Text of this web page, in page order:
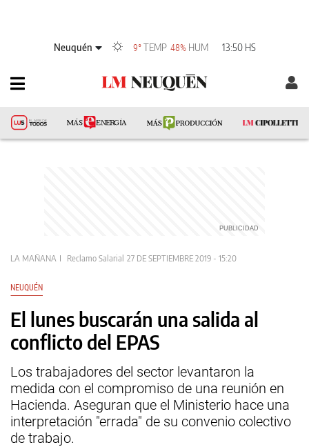
Neuquén 9° TEMP 48% HUM 13:50 HS
LA MAÑANA Reclamo Salarial 27 DE SEPTIEMBRE 2019 - 15:20
NEUQUÉN
El lunes buscarán una salida al
conflicto del EPAS
Los trabajadores del sector levantaron la
medida con el compromiso de una reunión en
Hacienda. Aseguran que el Ministerio hace una
interpretación "errada" de su convenio colectivo
de trabajo.